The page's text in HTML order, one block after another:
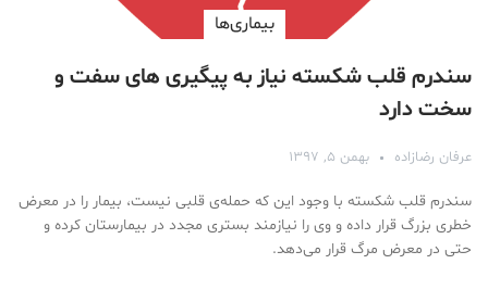
بیماری‌ها
سندرم قلب شکسته نیاز به پیگیری های سفت و
سخت دارد
عرفان رضازاده بهمن ۵, ۱۳۹۷
سندرم قلب شکسته با وجود این که حمله‌ی قلبی نیست، بیمار را در معرض
خطری بزرگ قرار داده و وی را نیازمند بستری مجدد در بیمارستان کرده و
حتی در معرض مرگ قرار می‌دهد.